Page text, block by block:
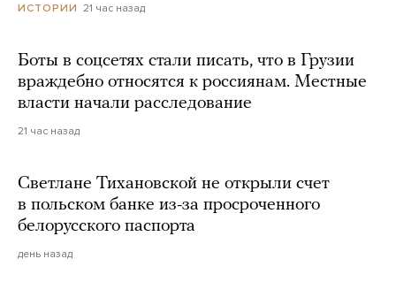
ИСТОРИИ 21 час назад
Боты в соцсетях стали писать, что в Грузии
враждебно относятся к россиянам. Местные
власти начали расследование
21 час назад
Светлане Тихановской не открыли счет
в польском банке из-за просроченного
белорусского паспорта
день назад